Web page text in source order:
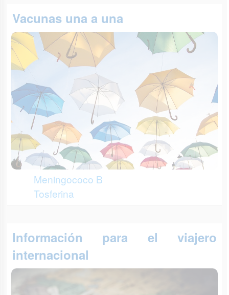
Vacunas una a una
Meningococo B
Tosferina
Información para el viajero
internacional